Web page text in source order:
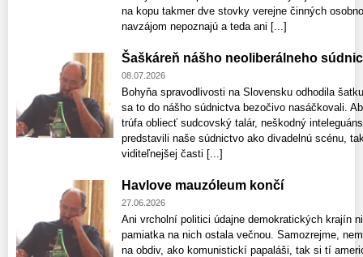
na kopu takmer dve stovky verejne činných
navzájom nepoznajú a teda ani [...]
Šaškáreň nášho neoliberálneho
08.07.2026
Bohyňa spravodlivosti na Slovensku odhodila
sa to do nášho súdnictva bezočivo nasáčkovali.
trúfa obliecť sudcovský talár, neškodný
predstavili naše súdnictvo ako divadelnú scénu,
viditeľnejšej časti [...]
Havlove mauzóleum končí
27.06.2026
Ani vrcholní politici údajne demokratických krajín
pamiatka na nich ostala večnou. Samozrejme,
na obdiv, ako komunistickí papaláši, tak si tí